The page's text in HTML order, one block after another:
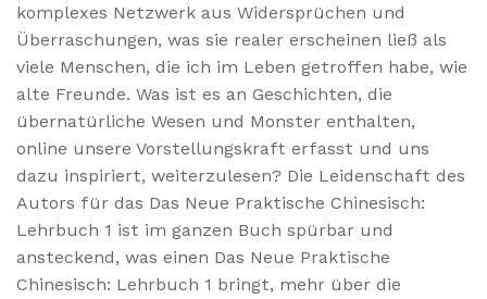
komplexes Netzwerk aus Widersprüchen und
Überraschungen, was sie realer erscheinen ließ als
viele Menschen, die ich im Leben getroffen habe, wie
alte Freunde. Was ist es an Geschichten, die
übernatürliche Wesen und Monster enthalten,
online unsere Vorstellungskraft erfasst und uns
dazu inspiriert, weiterzulesen? Die Leidenschaft des
Autors für das Das Neue Praktische Chinesisch:
Lehrbuch 1 ist im ganzen Buch spürbar und
ansteckend, was einen Das Neue Praktische
Chinesisch: Lehrbuch 1 bringt, mehr über die